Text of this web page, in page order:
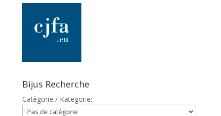
Bijus Recherche
Catègorie / Kategorie: